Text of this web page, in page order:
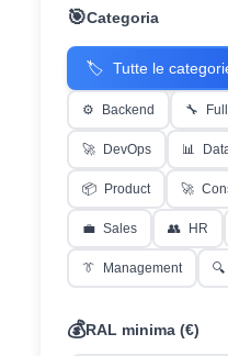
🎯Categoria
🏷️ Tutte le
⚙️ Backend 🔧
🚀 DevOps 📊
📦 Product 🚀
💼 Sales 👥 HR
👔 Management 🔍
💰RAL minima (€)